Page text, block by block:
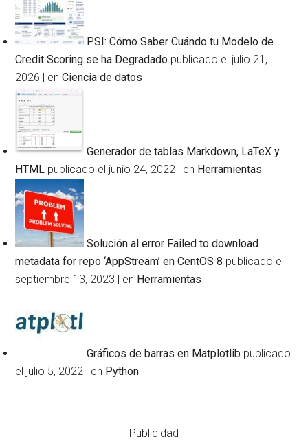
PSI: Cómo Saber Cuándo tu Modelo de
Credit Scoring se ha Degradado publicado el julio 21,
2026
enCiencia de datos
Generador de tablas Markdown, LaTeX y
HTML publicado el junio 24, 2022 en Herramientas
Solución al error Failed to download
metadata for repo ‘AppStream’ en CentOS 8 publicado el
septiembre 13, 2023
en Herramientas
Gráficos de barras en Matplotlib publicado
el julio 5, 2022
en Python
Publicidad